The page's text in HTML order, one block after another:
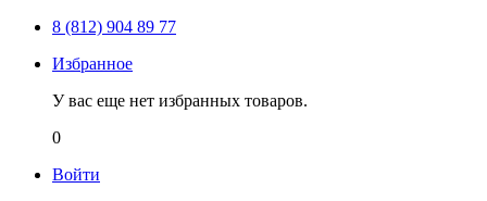
8 (812) 904 89 77
Избранное
У вас еще нет избранных товаров.
0
Войти